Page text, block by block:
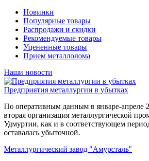
Новинки
Популярные товары
Распродажи и скидки
Рекомендуемые товары
Уцененные товары
Прием металлолома
Наши новости
Предприятия металлургии в убытках
По оперативным данным в январе-апреле
вторая организация металлургической
Удмуртии, как и в соответствующем
оставалась убыточной.
Металлургический завод "Амурсталь"